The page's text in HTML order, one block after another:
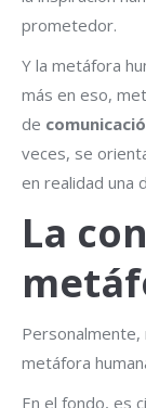
prometedor.
Y la metáfora
más en eso,
de
veces, se
en realidad una
La
Personalmente,
metáfora
En el fondo, es